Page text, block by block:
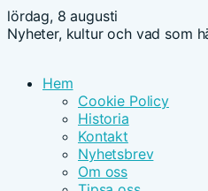
lördag, 8 augusti
Nyheter, kultur och vad som
Hem
Cookie Policy
Historia
Kontakt
Nyhetsbrev
Om oss